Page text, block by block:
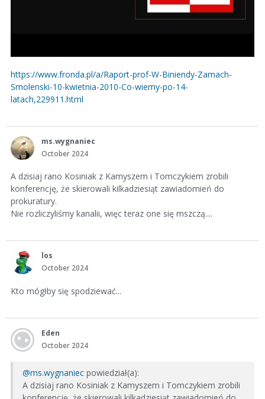
https://www.fronda.pl/a/Raport-prof-W-Biniendy-Zamach-
Smolenski-10-kwietnia-2010-Co-wiemy-po-14-
latach,229911.html
ms.wygnaniec
October 2024
A dzisiaj rano Kosiniak z Kamyszem i Tomczykiem zrobili
konferencję, że skierowali kilkadziesiąt zawiadomień do
prokuratury.
Nie rozliczyliśmy kanalii, więc teraz one się mszczą....
los
October 2024
Kto mógłby się spodziewać...
Eden
October 2024
@ms.wygnaniec powiedział(a):
A dzisiaj rano Kosiniak z Kamyszem i Tomczykiem zrobili